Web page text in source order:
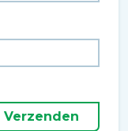
Verzenden